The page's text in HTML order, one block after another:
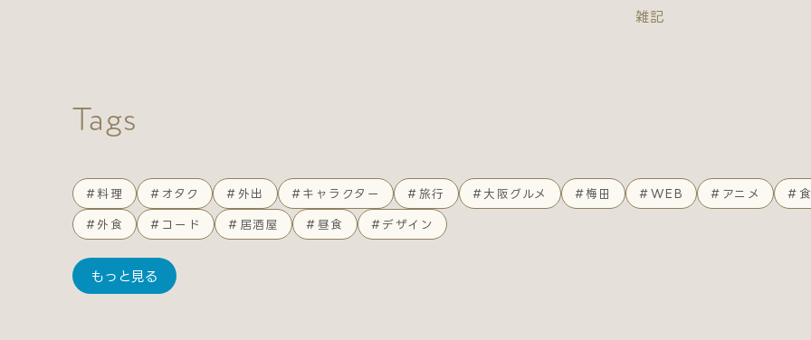
雑記
Tags
#料理 #オタク #外出 #キャラクター #旅行 #大阪グルメ #梅田 #WEB #アニメ #
#外食 #コード #居酒屋 #昼食 #デザイン
もっと見る